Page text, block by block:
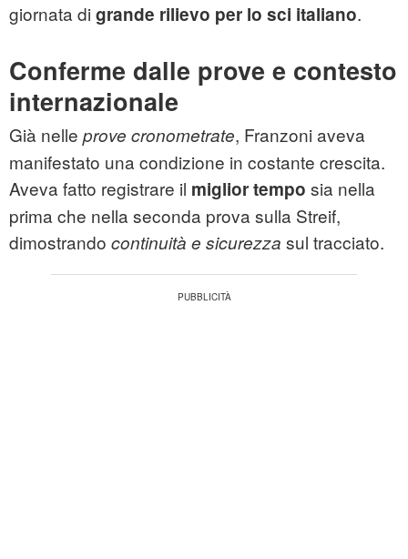
giornata di grande rilievo per lo sci italiano.
Conferme dalle prove e contesto
internazionale
Già nelle prove cronometrate, Franzoni aveva
manifestato una condizione in costante crescita.
Aveva fatto registrare il miglior tempo sia nella
prima che nella seconda prova sulla Streif,
dimostrando continuità e sicurezza sul tracciato.